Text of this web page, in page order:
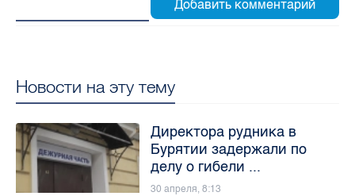
Новости на эту тему
Директора рудника в
Бурятии задержали по
делу о гибели ...
30 апреля, 8:13